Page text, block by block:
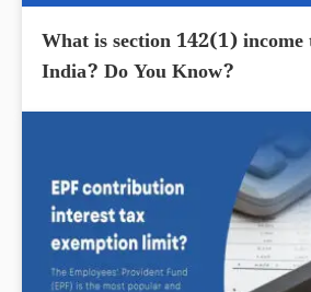
What is section 142(1)
India? Do You Know?